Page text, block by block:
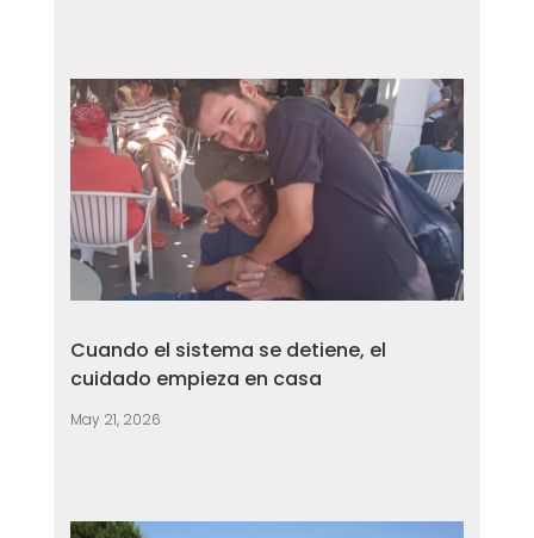
Cuando el sistema se detiene, el
cuidado empieza en casa
May 21, 2026